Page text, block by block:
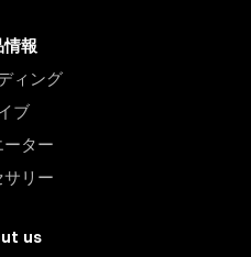
情報
ィング
ブ
ーター
リー
us